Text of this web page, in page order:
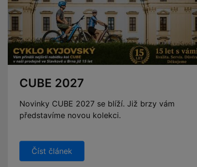
CUBE 2027
Novinky CUBE 2027 se blíží. Již brzy vám
představíme novou kolekci.
Číst článek